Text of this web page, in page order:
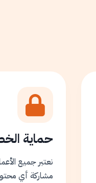
حماية
نعتبر جميع
مشاركة أي